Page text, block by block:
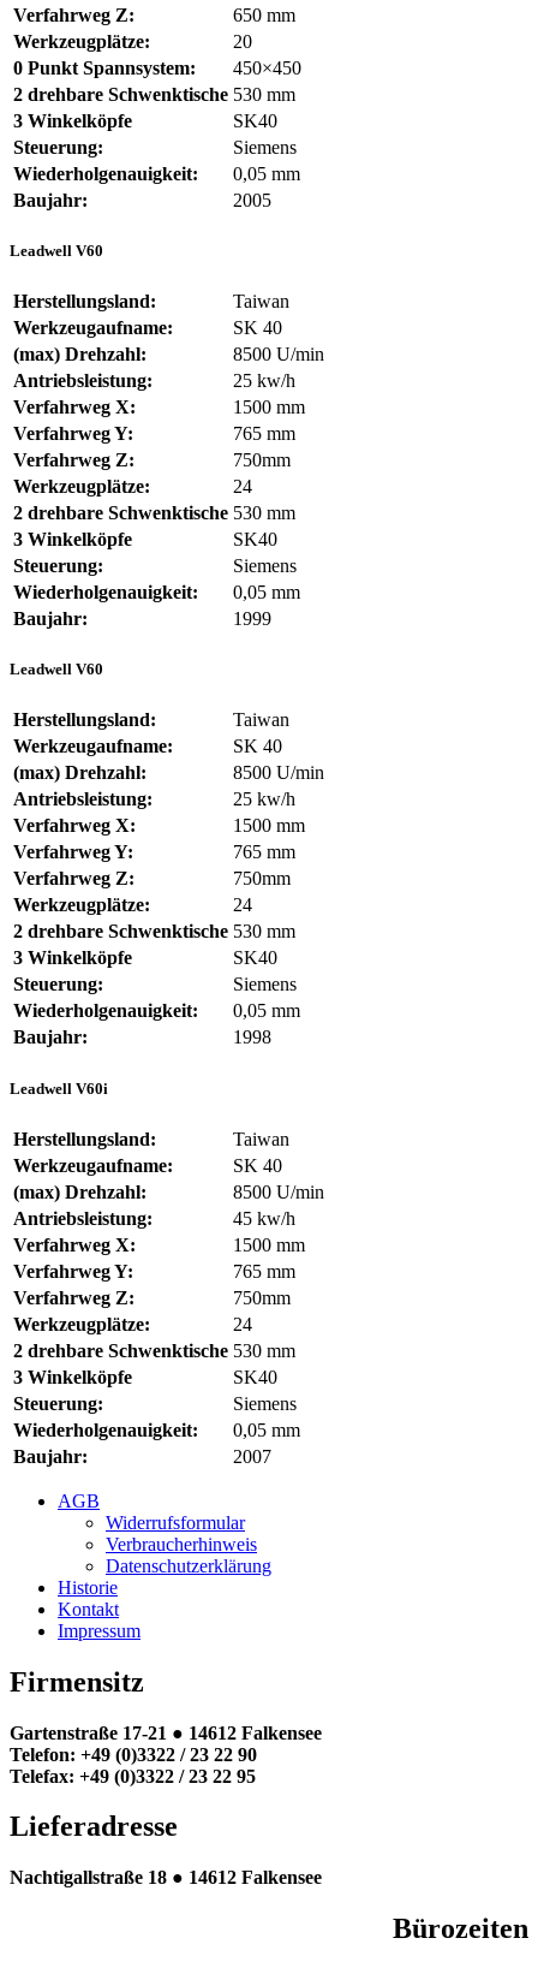
Verfahrweg Z:
650 mm
Werkzeugplätze:
20
0 Punkt Spannsystem:
450×450
2 drehbare Schwenktische 530 mm
3 Winkelköpfe
SK40
Steuerung:
Siemens
Wiederholgenauigkeit:
0,05 mm
Baujahr:
2005
Leadwell V60
Herstellungsland:
Taiwan
Werkzeugaufname:
SK 40
(max) Drehzahl:
8500 U/min
Antriebsleistung:
25 kw/h
Verfahrweg X:
1500 mm
Verfahrweg Y:
765 mm
Verfahrweg Z:
750mm
Werkzeugplätze:
24
2 drehbare Schwenktische 530 mm
3 Winkelköpfe
SK40
Steuerung:
Siemens
Wiederholgenauigkeit:
0,05 mm
Baujahr:
1999
Leadwell V60
Herstellungsland:
Taiwan
Werkzeugaufname:
SK 40
(max) Drehzahl:
8500 U/min
Antriebsleistung:
25 kw/h
Verfahrweg X:
1500 mm
Verfahrweg Y:
765 mm
Verfahrweg Z:
750mm
Werkzeugplätze:
24
2 drehbare Schwenktische 530 mm
3 Winkelköpfe
SK40
Steuerung:
Siemens
Wiederholgenauigkeit:
0,05 mm
Baujahr:
1998
Leadwell V60i
Herstellungsland:
Taiwan
Werkzeugaufname:
SK 40
(max) Drehzahl:
8500 U/min
Antriebsleistung:
45 kw/h
Verfahrweg X:
1500 mm
Verfahrweg Y:
765 mm
Verfahrweg Z:
750mm
Werkzeugplätze:
24
2 drehbare Schwenktische 530 mm
3 Winkelköpfe
SK40
Steuerung:
Siemens
Wiederholgenauigkeit:
0,05 mm
Baujahr:
2007
AGB
Widerrufsformular
Verbraucherhinweis
Datenschutzerklärung
Historie
Kontakt
Impressum
Firmensitz
Gartenstraße 17-21 ● 14612 Falkensee
Telefon: +49 (0)3322 / 23 22 90
Telefax: +49 (0)3322 / 23 22 95
Lieferadresse
Nachtigallstraße 18 ● 14612 Falkensee
Bürozeiten